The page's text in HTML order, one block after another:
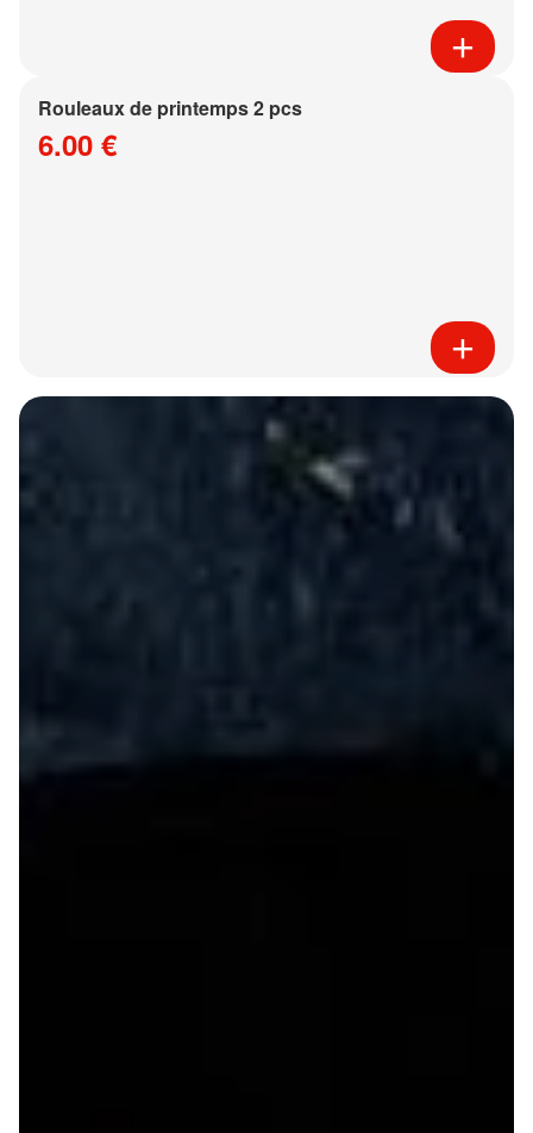
Rouleaux de printemps 2 pcs
6.00 €